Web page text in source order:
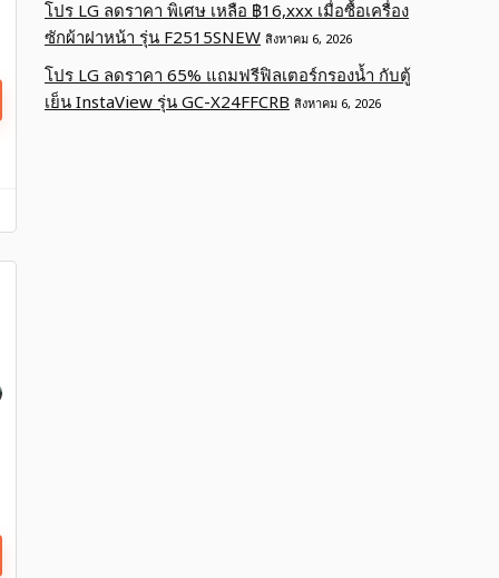
โปร LG ลดราคา พิเศษ เหลือ ฿16,xxx เมื่อซื้อเครื่อง
ซักผ้าฝาหน้า รุ่น F2515SNEW สิงหาคม 6, 2026
โปร LG ลดราคา 65% แถมฟรีฟิลเตอร์กรองน้ำ กับตู้
เย็น InstaView รุ่น GC-X24FFCRB สิงหาคม 6, 2026